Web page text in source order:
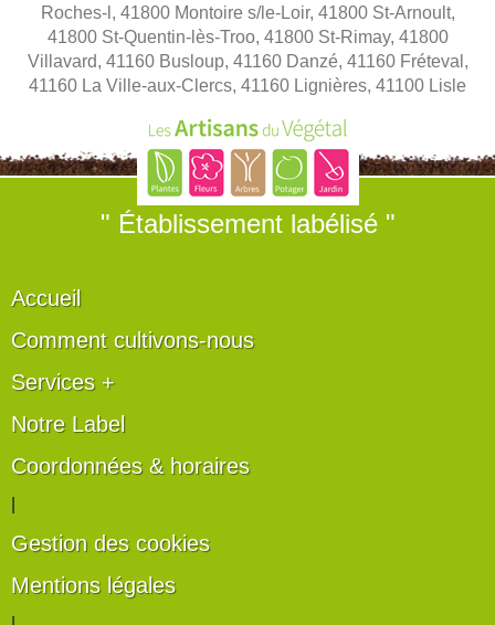
Roches-l, 41800 Montoire s/le-Loir, 41800 St-Arnoult,
41800 St-Quentin-lès-Troo, 41800 St-Rimay, 41800
Villavard, 41160 Busloup, 41160 Danzé, 41160 Fréteval,
41160 La Ville-aux-Clercs, 41160 Lignières, 41100 Lisle
" Établissement labélisé "
Accueil
Comment cultivons-nous
Services +
Notre Label
Coordonnées & horaires
Gestion des cookies
Mentions légales